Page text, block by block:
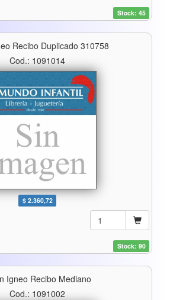
Stock: 45
Recibo Duplicado 310758
Cod.: 1091014
$ 2.360,72
Stock: 90
Igneo Recibo Mediano
Cod.: 1091002